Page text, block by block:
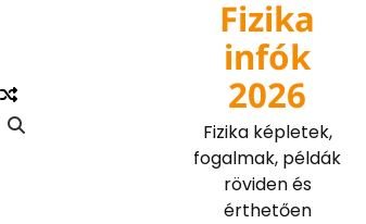
Fizika
infók
2026
Fizika képletek,
fogalmak, példák
röviden és
érthetően